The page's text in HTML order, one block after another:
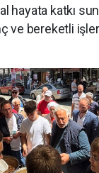
hayata katkı
ve bereketli